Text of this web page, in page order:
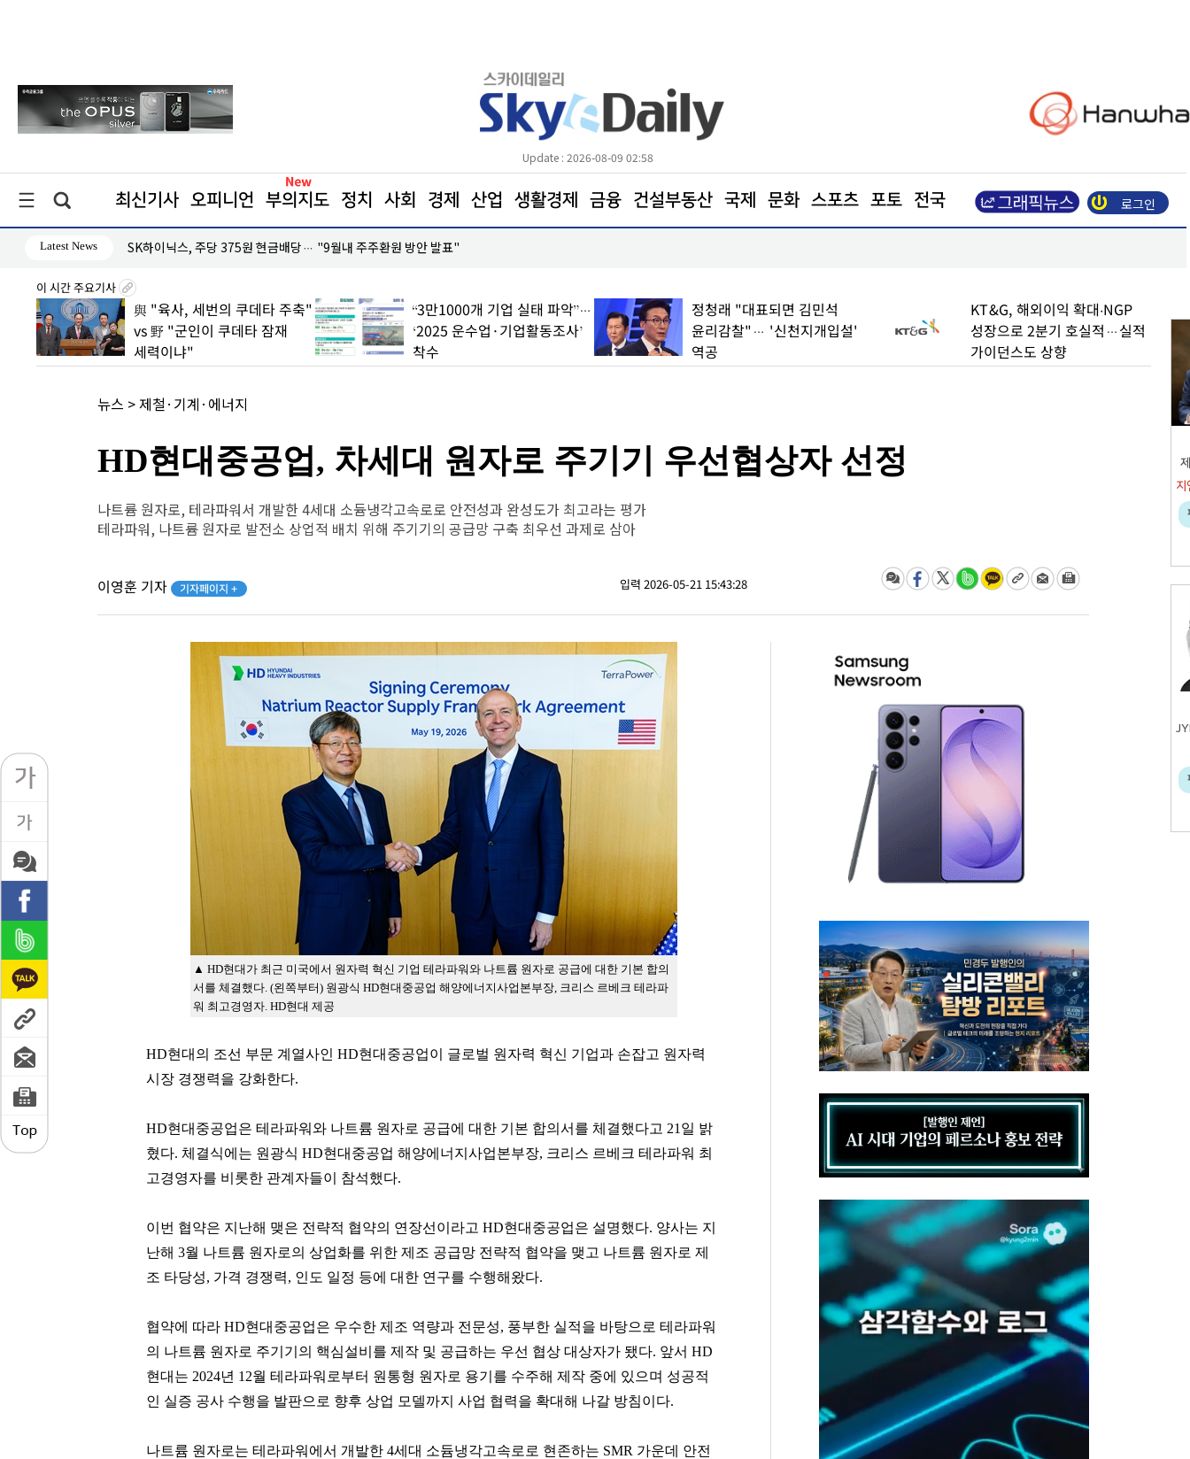
Update : 2026-08-09 02:58
최신기사 오피니언 부의지도 정치 사회 경제 산업 생활경제 금융 건설부동산 국제 문화 스포츠 포토 전국 로그인
Latest News
응 '미온적' SK하이닉스, 주당 375원 현금배당… "9월내 주주환원 방안 발표"
이 시간 주요기사
與 "육사, 세번의 쿠데타 주축"
vs 野 "군인이 쿠데타 잠재
세력이냐"
“3만1000개 기업 실태 파악”…
‘2025 운수업·기업활동조사’
착수
정청래 "대표되면 김민석
윤리감찰"… '신천지개입설'
역공
KT&G, 해외이익 확대∙NGP
성장으로 2분기 호실적…실적
가이던스도 상향
뉴스 > 제철·기계·에너지
HD현대중공업, 차세대 원자로 주기기 우선협상자 선정
나트륨 원자로, 테라파워서 개발한 4세대 소듐냉각고속로로 안전성과 완성도가 최고라는 평가
테라파워, 나트륨 원자로 발전소 상업적 배치 위해 주기기의 공급망 구축 최우선 과제로 삼아
이영훈 기자 기자페이지 + 입력 2026-05-21 15:43:28
▲ HD현대가 최근 미국에서 원자력 혁신 기업 테라파워와 나트륨 원자로 공급에 대한 기본 합의
서를 체결했다. (왼쪽부터) 원광식 HD현대중공업 해양에너지사업본부장, 크리스 르베크 테라파
워 최고경영자. HD현대 제공
HD현대의 조선 부문 계열사인 HD현대중공업이 글로벌 원자력 혁신 기업과 손잡고 원자력
시장 경쟁력을 강화한다.
HD현대중공업은 테라파워와 나트륨 원자로 공급에 대한 기본 합의서를 체결했다고 21일 밝
혔다. 체결식에는 원광식 HD현대중공업 해양에너지사업본부장, 크리스 르베크 테라파워 최
고경영자를 비롯한 관계자들이 참석했다.
이번 협약은 지난해 맺은 전략적 협약의 연장선이라고 HD현대중공업은 설명했다. 양사는 지
난해 3월 나트륨 원자로의 상업화를 위한 제조 공급망 전략적 협약을 맺고 나트륨 원자로 제
조 타당성, 가격 경쟁력, 인도 일정 등에 대한 연구를 수행해왔다.
협약에 따라 HD현대중공업은 우수한 제조 역량과 전문성, 풍부한 실적을 바탕으로 테라파워
의 나트륨 원자로 주기기의 핵심설비를 제작 및 공급하는 우선 협상 대상자가 됐다. 앞서 HD
현대는 2024년 12월 테라파워로부터 원통형 원자로 용기를 수주해 제작 중에 있으며 성공적
인 실증 공사 수행을 발판으로 향후 상업 모델까지 사업 협력을 확대해 나갈 방침이다.
나트륨 원자로는 테라파워에서 개발한 4세대 소듐냉각고속로로 현존하는 SMR 가운데 안전